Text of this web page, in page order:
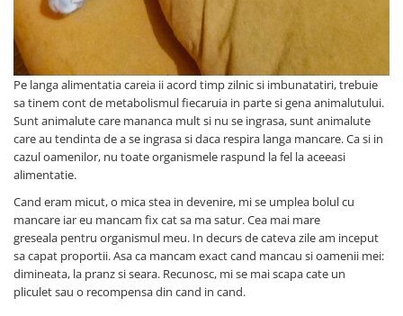
Pe langa alimentatia careia ii acord timp zilnic si imbunatatiri, trebuie
sa tinem cont de metabolismul fiecaruia in parte si gena animalutului.
Sunt animalute care mananca mult si nu se ingrasa, sunt animalute
care au tendinta de a se ingrasa si daca respira langa mancare. Ca si in
cazul oamenilor, nu toate organismele raspund la fel la aceeasi
alimentatie.
Cand eram micut, o mica stea in devenire, mi se umplea bolul cu
mancare iar eu mancam fix cat sa ma satur. Cea mai mare
greseala pentru organismul meu. In decurs de cateva zile am inceput
sa capat proportii. Asa ca mancam exact cand mancau si oamenii mei:
dimineata, la pranz si seara. Recunosc, mi se mai scapa cate un
pliculet sau o recompensa din cand in cand.